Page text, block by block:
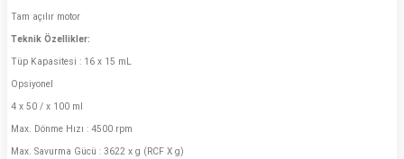
Tam açılır motor
Teknik Özellikler:
Tüp Kapasitesi : 16 x 15 mL
Opsiyonel
4 x 50 / x 100 ml
Max. Dönme Hızı : 4500 rpm
Max. Savurma Gücü : 3622 x g (RCF X g)